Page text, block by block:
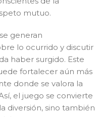
mutuo.
generan
lo ocurrido y discutir
haber surgido. Este
fortalecer aún más
donde se valora la
el juego se convierte
diversión, sino también